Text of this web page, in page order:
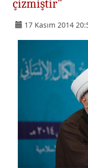
çizmiştir”
17 Kasım 2014